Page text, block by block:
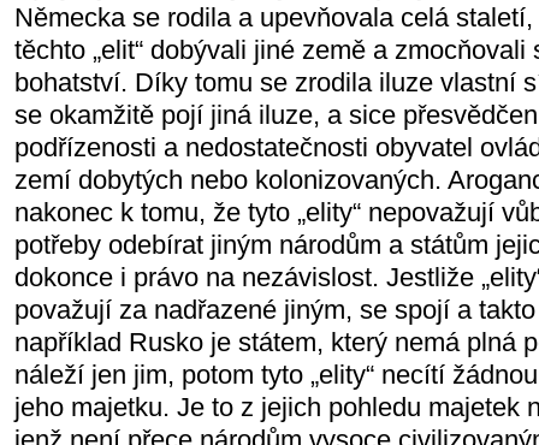
Německa se rodila a upevňovala celá
těchto „elit“ dobývali jiné země a zmocňovali
bohatství. Díky tomu se zrodila iluze vlastní
se okamžitě pojí jiná iluze, a sice
podřízenosti a nedostatečnosti obyvatel
zemí dobytých nebo kolonizovaných.
nakonec k tomu, že tyto „elity“ nepovažují
potřeby odebírat jiným národům a státům
dokonce i právo na nezávislost. Jestliže
považují za nadřazené jiným, se spojí a
například Rusko je státem, který nemá plná
náleží jen jim, potom tyto „elity“ necítí
jeho majetku. Je to z jejich pohledu majetek